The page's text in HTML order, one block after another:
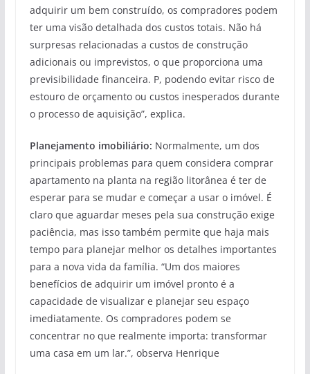
adquirir um bem construído, os compradores podem
ter uma visão detalhada dos custos totais. Não há
surpresas relacionadas a custos de construção
adicionais ou imprevistos, o que proporciona uma
previsibilidade financeira. P, podendo evitar risco de
estouro de orçamento ou custos inesperados durante
o processo de aquisição”, explica.
Planejamento imobiliário: Normalmente, um dos
principais problemas para quem considera comprar
apartamento na planta na região litorânea é ter de
esperar para se mudar e começar a usar o imóvel. É
claro que aguardar meses pela sua construção exige
paciência, mas isso também permite que haja mais
tempo para planejar melhor os detalhes importantes
para a nova vida da família. “Um dos maiores
benefícios de adquirir um imóvel pronto é a
capacidade de visualizar e planejar seu espaço
imediatamente. Os compradores podem se
concentrar no que realmente importa: transformar
uma casa em um lar.”, observa Henrique